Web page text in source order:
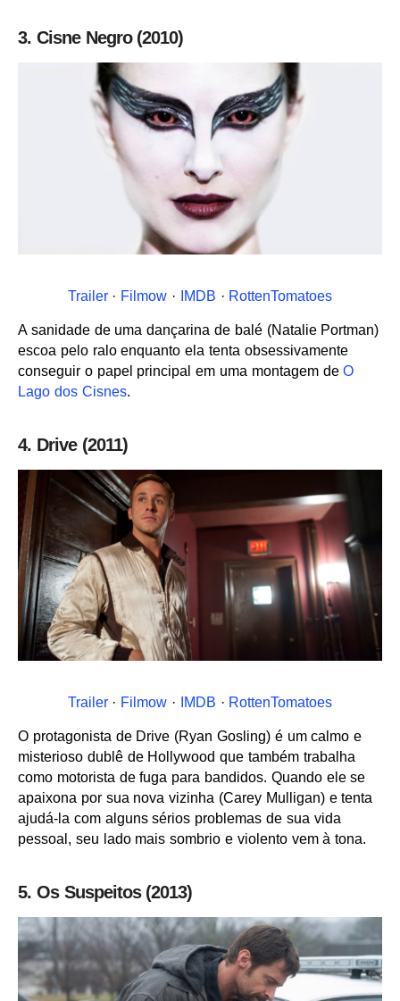
3. Cisne Negro (2010)
Trailer· Filmow · IMDB · RottenTomatoes
A sanidade de uma dançarina de balé (Natalie Portman)
escoa pelo ralo enquanto ela tenta obsessivamente
conseguir o papel principal em uma montagem deO
Lago dos Cisnes.
4. Drive (2011)
Trailer· Filmow · IMDB · RottenTomatoes
O protagonista de Drive (Ryan Gosling) é um calmo e
misterioso dublê de Hollywood que também trabalha
como motorista de fuga para bandidos. Quando ele se
apaixona por sua nova vizinha (Carey Mulligan) e tenta
ajudá-la com alguns sérios problemas de sua vida
pessoal, seu lado mais sombrio e violento vem à tona.
5. Os Suspeitos (2013)